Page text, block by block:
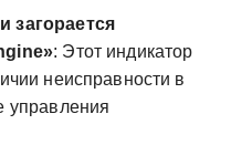
загорается
: Этот индикатор
неисправности в
управления